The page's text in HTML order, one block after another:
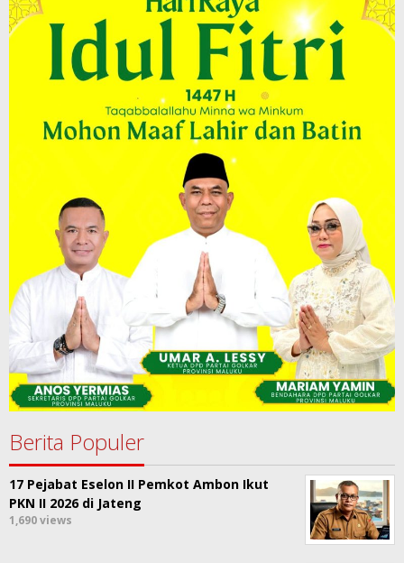
Berita Populer
17 Pejabat Eselon II Pemkot Ambon Ikut
PKN II 2026 di Jateng
1,690 views